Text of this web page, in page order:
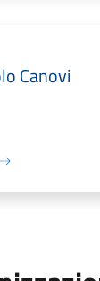
Canovi